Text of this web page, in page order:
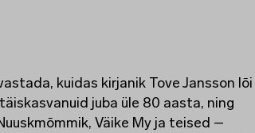
kuidas kirjanik Tove Jansson lõi
juba üle 80 aasta, ning
Väike My ja teised –